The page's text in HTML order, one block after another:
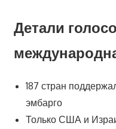
Детали
187 стран
эмбарго
Только США и